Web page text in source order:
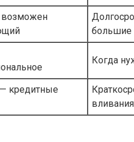
большие
Когда
кредитные
вливания